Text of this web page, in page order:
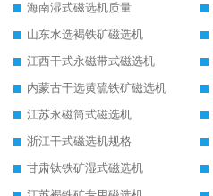
海南湿式磁选机质量
山东水选褐铁矿磁选机
江西干式永磁带式磁选机
内蒙古干选黄硫铁矿磁选机
江苏永磁筒式磁选机
浙江干式磁选机规格
甘肃钛铁矿湿式磁选机